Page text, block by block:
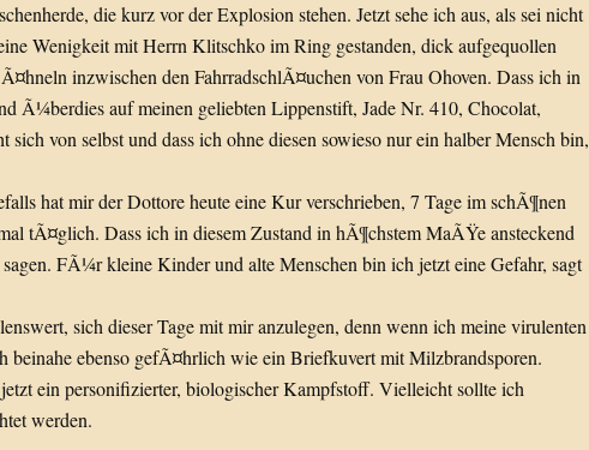
die kurz vor der Explosion stehen. Jetzt sehe ich aus, als sei nicht
Wenigkeit mit Herrn Klitschko im Ring gestanden, dick aufgequollen
inzwischen den FahrradschlÃ¤uchen von Frau Ohoven. Dass ich in
Ã¼berdies auf meinen geliebten Lippenstift, Jade Nr. 410, Chocolat,
sich von selbst und dass ich ohne diesen sowieso nur ein halber Mensch bin,
hat mir der Dottore heute eine Kur verschrieben, 7 Tage im schÃ¶nen
tÃ¤glich. Dass ich in diesem Zustand in hÃ¶chstem MaÃŸe ansteckend
FÃ¼r kleine Kinder und alte Menschen bin ich jetzt eine Gefahr, sagt
sich dieser Tage mit mir anzulegen, denn wenn ich meine virulenten
beinahe ebenso gefÃ¤hrlich wie ein Briefkuvert mit Milzbrandsporen.
ein personifizierter, biologischer Kampfstoff. Vielleicht sollte ich
werden.